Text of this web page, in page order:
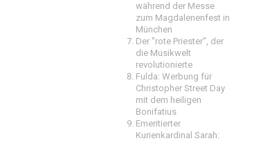
während der Messe
zum Magdalenenfest in
München
Der "rote Priester", der
die Musikwelt
revolutionierte
Fulda: Werbung für
Christopher Street Day
mit dem heiligen
Bonifatius
Emeritierter
Kurienkardinal Sarah: